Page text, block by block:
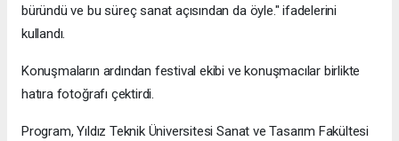
büründü ve bu süreç sanat açısından da öyle." ifadelerini
kullandı.
Konuşmaların ardından festival ekibi ve konuşmacılar birlikte
hatıra fotoğrafı çektirdi.
Program, Yıldız Teknik Üniversitesi Sanat ve Tasarım Fakültesi